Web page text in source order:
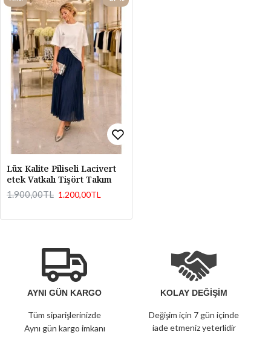
Lüx Kalite Piliseli Lacivert
etek Vatkalı Tişört Takım
1.200,00TL
1.900,00TL
AYNI GÜN KARGO
Tüm siparişlerinizde
Aynı gün kargo imkanı
KOLAY DEĞİŞİM
Değişim için 7 gün içinde
iade etmeniz yeterlidir